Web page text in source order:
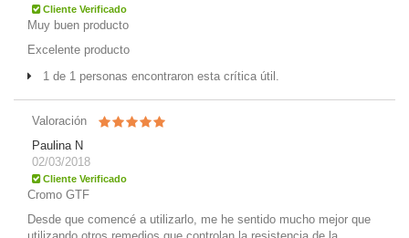
Cliente Verificado
Muy buen producto
Excelente producto
1 de 1 personas encontraron esta crítica útil.
Valoración
Paulina N
02/03/2018
Cliente Verificado
Cromo GTF
Desde que comencé a utilizarlo, me he sentido mucho mejor que